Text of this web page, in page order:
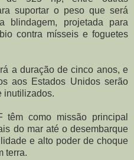
suportar o peso que será
blindagem, projetada para
contra mísseis e foguetes
a duração de cinco anos, e
aos Estados Unidos serão
inutilizados.
têm como missão principal
do mar até o desembarque
e alto poder de choque
terra.